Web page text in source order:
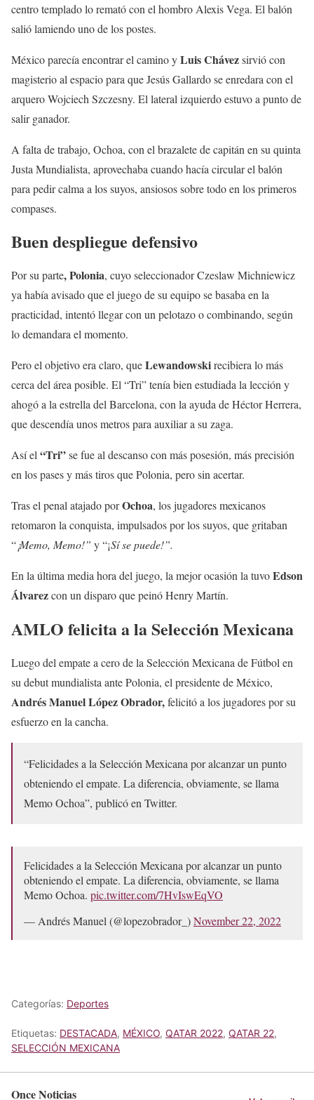
centro templado lo remató con el hombro Alexis Vega. El balón
salió lamiendo uno de los postes.
México parecía encontrar el camino yLuis Chávezsirvió con
magisterio al espacio para que Jesús Gallardo se enredara con el
arquero Wojciech Szczesny. El lateral izquierdo estuvo a punto de
salir ganador.
A falta de trabajo, Ochoa, con el brazalete de capitán en su quinta
Justa Mundialista, aprovechaba cuando hacía circular el balón
para pedir calma a los suyos, ansiosos sobre todo en los primeros
compases.
Buen despliegue defensivo
Por su parte, Polonia, cuyo seleccionador Czeslaw Michniewicz
ya había avisado que el juego de su equipo se basaba en la
practicidad, intentó llegar con un pelotazo o combinando, según
lo demandara el momento.
Pero el objetivo era claro, queLewandowskirecibiera lo más
cerca del área posible. El “Tri” tenía bien estudiada la lección y
ahogó a la estrella del Barcelona, con la ayuda de Héctor Herrera,
que descendía unos metros para auxiliar a su zaga.
Así el“Tri”se fue al descanso con más posesión, más precisión
en los pases y más tiros que Polonia, pero sin acertar.
Tras el penal atajado porOchoa, los jugadores mexicanos
retomaron la conquista, impulsados por los suyos, que gritaban
“¡Memo, Memo!” y “¡Sí se puede!”.
En la última media hora del juego, la mejor ocasión la tuvoEdson
Álvarezcon un disparo que peinó Henry Martín.
AMLO felicita a la Selección Mexicana
Luego del empate a cero de la Selección Mexicana de Fútbol en
su debut mundialista ante Polonia, el presidente de México,
Andrés Manuel López Obrador,felicitó a los jugadores por su
esfuerzo en la cancha.
“Felicidades a la Selección Mexicana por alcanzar un punto
obteniendo el empate. La diferencia, obviamente, se llama
Memo Ochoa”, publicó en Twitter.
Felicidades a la Selección Mexicana por alcanzar un punto
obteniendo el empate. La diferencia, obviamente, se llama
Memo Ochoa. pic.twitter.com/7HvIswEqVO
— Andrés Manuel (@lopezobrador_)November 22, 2022
Categorías: Deportes
Etiquetas: DESTACADA, MÉXICO, QATAR 2022, QATAR 22,
SELECCIÓN MEXICANA
Once Noticias